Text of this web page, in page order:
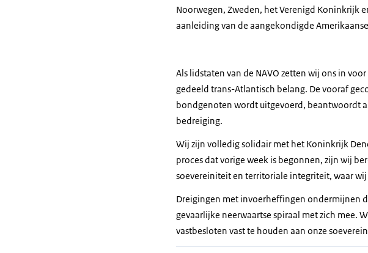
Noorwegen, Zweden, het Verenigd Koninkrijk
aanleiding van de aangekondigde
Als lidstaten van de NAVO zetten wij ons in
gedeeld trans-Atlantisch belang. De vooraf
bondgenoten wordt uitgevoerd, beantwoordt
bedreiging.
Wij zijn volledig solidair met het Koninkrijk
proces dat vorige week is begonnen, zijn wij
soevereiniteit en territoriale integriteit, waar
Dreigingen met invoerheffingen ondermijnen
gevaarlijke neerwaartse spiraal met zich mee.
vastbesloten vast te houden aan onze